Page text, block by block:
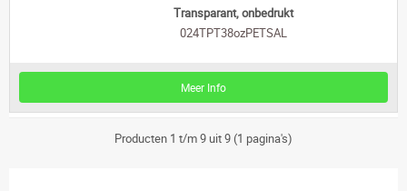
Transparant, onbedrukt
024TPT38ozPETSAL
Meer Info
Producten 1 t/m 9 uit 9 (1 pagina's)